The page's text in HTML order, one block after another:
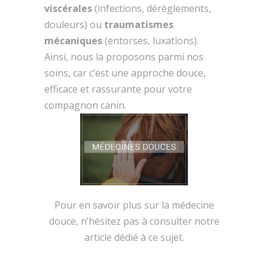
viscérales(infections, dérèglements,
douleurs) ou traumatismes
mécaniques(entorses, luxations).
Ainsi, nous la proposons parmi nos
soins, car c’est une approche douce,
efficace et rassurante pour votre
compagnon canin.
Pour en savoir plus sur la médecine
douce, n’hésitez pas à consulter notre
article dédié à ce sujet.